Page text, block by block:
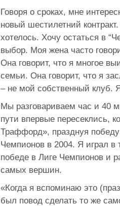
Говоря о сроках, мне
новый шестилетний
хотелось. Хочу остаться в
выбор. Моя жена часто
Она говорит, что я многое
семьи. Она говорит, что я
– не мой собственный клуб.
Мы разговариваем час и 40
пути впервые пересеклись,
Траффорд», празднуя
Чемпионов в 2004. Я играл в
победе в Лиге Чемпионов и
самых вершин.
«Когда я вспоминаю это
был повод сделать то же